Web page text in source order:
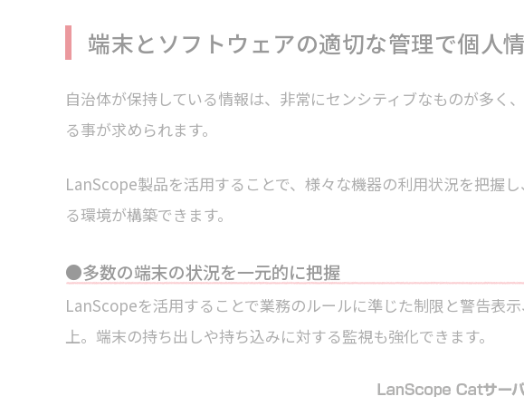
端末とソフトウェアの適切な管理で個人
自治体が保持している情報は、非常にセンシティブなものが多く
る事が求められます。
LanScope製品を活用することで、様々な機器の利用状況を把握
る環境が構築できます。
●多数の端末の状況を一元的に把握
LanScopeを活用することで業務のルールに準じた制限と警告表
上。端末の持ち出しや持ち込みに対する監視も強化できます。